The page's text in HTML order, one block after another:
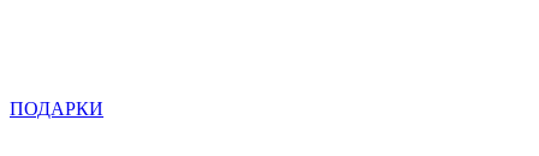
ПОДАРКИ